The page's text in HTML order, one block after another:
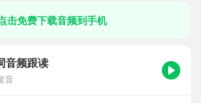
击免费下载音频到手机
音频跟读
音